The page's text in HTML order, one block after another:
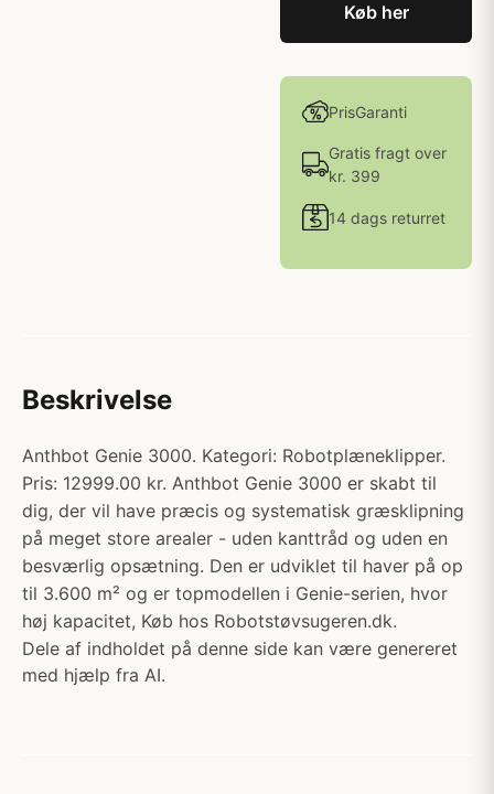
Køb her
PrisGaranti
Gratis fragt over
kr. 399
14 dags returret
Beskrivelse
Anthbot Genie 3000. Kategori: Robotplæneklipper.
Pris: 12999.00 kr. Anthbot Genie 3000 er skabt til
dig, der vil have præcis og systematisk græsklipning
på meget store arealer - uden kanttråd og uden en
besværlig opsætning. Den er udviklet til haver på op
til 3.600 m² og er topmodellen i Genie-serien, hvor
høj kapacitet, Køb hos Robotstøvsugeren.dk.
Dele af indholdet på denne side kan være genereret
med hjælp fra AI.